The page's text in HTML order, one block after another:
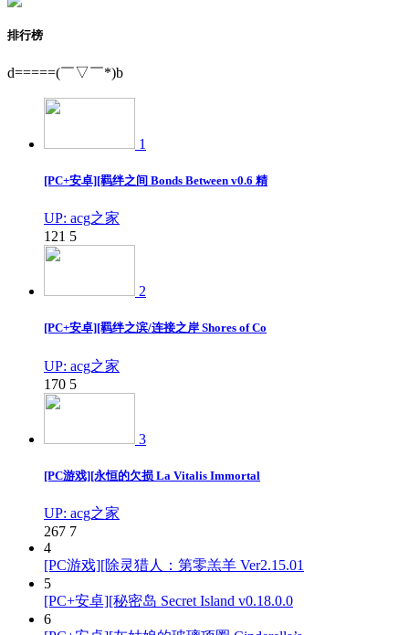
排行榜
d=====(￣▽￣*)b
1
[PC+安卓][羁绊之间 Bonds Between v0.6 精
UP: acg之家
121 5
2
[PC+安卓][羁绊之滨/连接之岸 Shores of Co
UP: acg之家
170 5
3
[PC游戏][永恒的欠损 La Vitalis Immortal
UP: acg之家
267 7
4
[PC游戏][除灵猎人：第零羔羊 Ver2.15.01
5
[PC+安卓][秘密岛 Secret Island v0.18.0.0
6